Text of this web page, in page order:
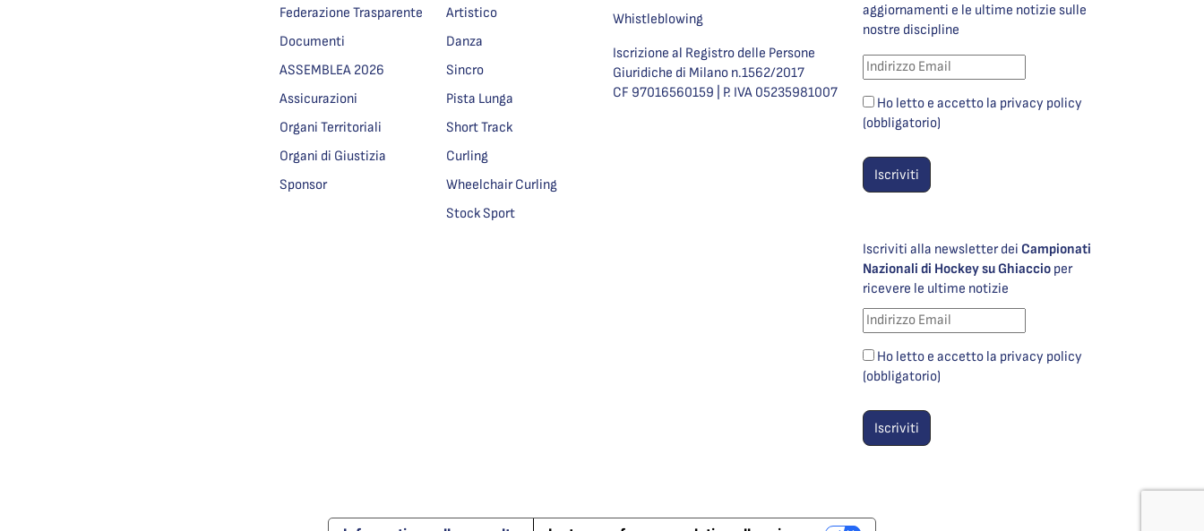
Federazione Trasparente
Documenti
ASSEMBLEA 2026
Assicurazioni
Organi Territoriali
Organi di Giustizia
Sponsor
Artistico
Danza
Sincro
Pista Lunga
Short Track
Curling
Wheelchair Curling
Stock Sport
Whistleblowing
Iscrizione al Registro delle Persone
Giuridiche di Milano n.1562/2017
CF 97016560159 | P. IVA 05235981007
aggiornamenti e le ultime notizie sulle
nostre discipline
Ho letto e accetto la privacy policy
(obbligatorio)
Iscriviti alla newsletter dei Campionati
Nazionali di Hockey su Ghiaccio per
ricevere le ultime notizie
Ho letto e accetto la privacy policy
(obbligatorio)